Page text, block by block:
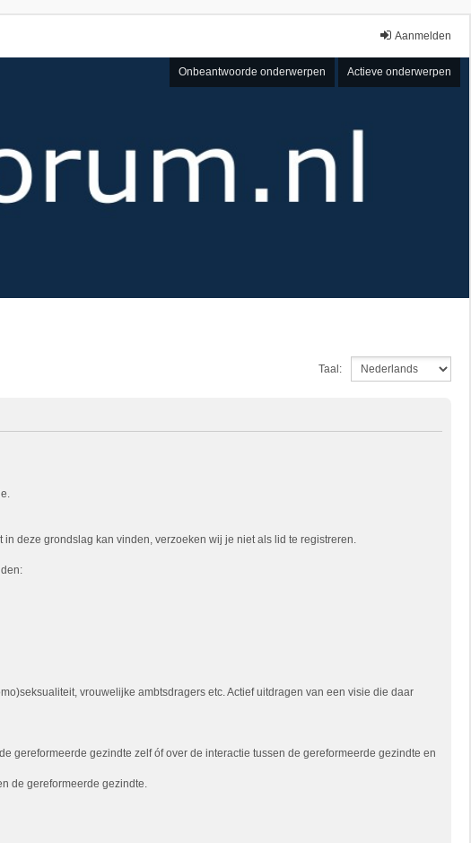
Aanmelden
Onbeantwoorde onderwerpen Actieve onderwerpen
Taal:
deze grondslag kan vinden, verzoeken wij je niet als lid te registreren.
vrouwelijke ambtsdragers etc. Actief uitdragen van een visie die daar
gereformeerde gezindte zelf óf over de interactie tussen de gereformeerde gezindte en
de gereformeerde gezindte.